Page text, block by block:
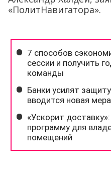
«ПолитНавигатора».